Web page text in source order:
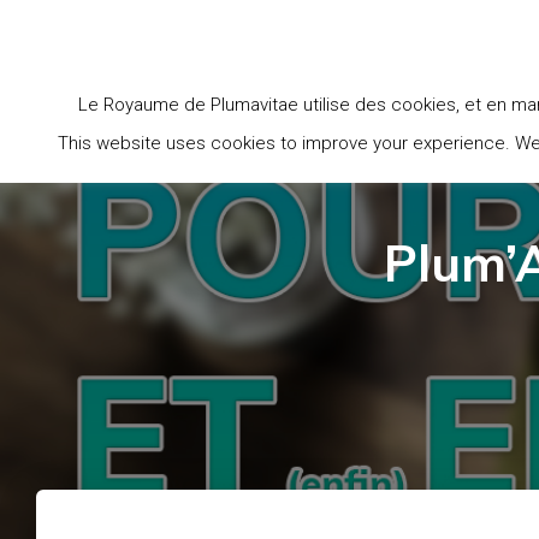
Le Royaume de Plumavitae utilise des cookies, et en
This website uses cookies to improve your experience.